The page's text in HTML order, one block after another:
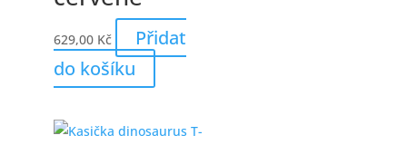
629,00 Kč
Přidat
do košíku